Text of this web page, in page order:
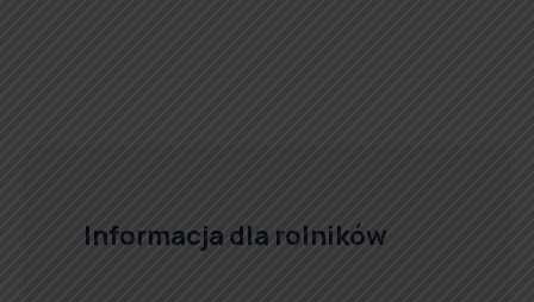
Informacja dla rolników